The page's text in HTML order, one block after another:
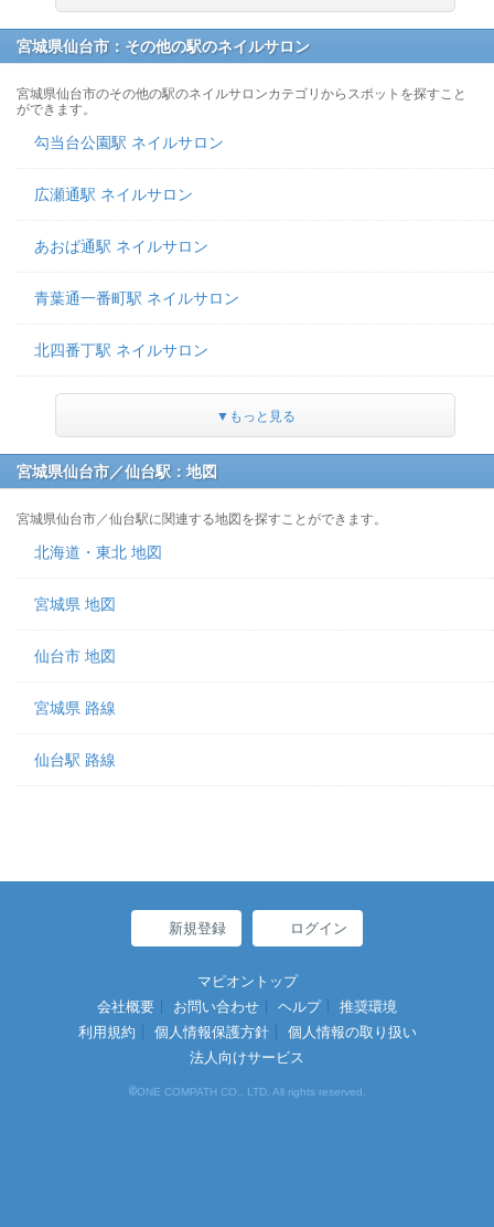
宮城県仙台市：その他の駅のネイルサロン
宮城県仙台市のその他の駅のネイルサロンカテゴリからスポットを探すこと
ができます。
勾当台公園駅 ネイルサロン
広瀬通駅 ネイルサロン
あおば通駅 ネイルサロン
青葉通一番町駅 ネイルサロン
北四番丁駅 ネイルサロン
▼もっと見る
宮城県仙台市／仙台駅：地図
宮城県仙台市／仙台駅に関連する地図を探すことができます。
北海道・東北 地図
宮城県 地図
仙台市 地図
宮城県 路線
仙台駅 路線
新規登録 ログイン
マピオントップ
会社概要
お問い合わせ ヘルプ
推奨環境
利用規約
個人情報保護方針
個人情報の取り扱い
法人向けサービス
©ONE COMPATH CO., LTD. All rights reserved.